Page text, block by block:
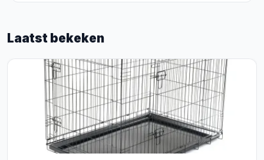
Laatst bekeken